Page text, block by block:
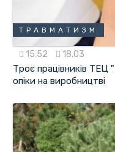
ТРАВМАТИЗМ
15:52 18.03
Троє працівників
опіки на виробництві